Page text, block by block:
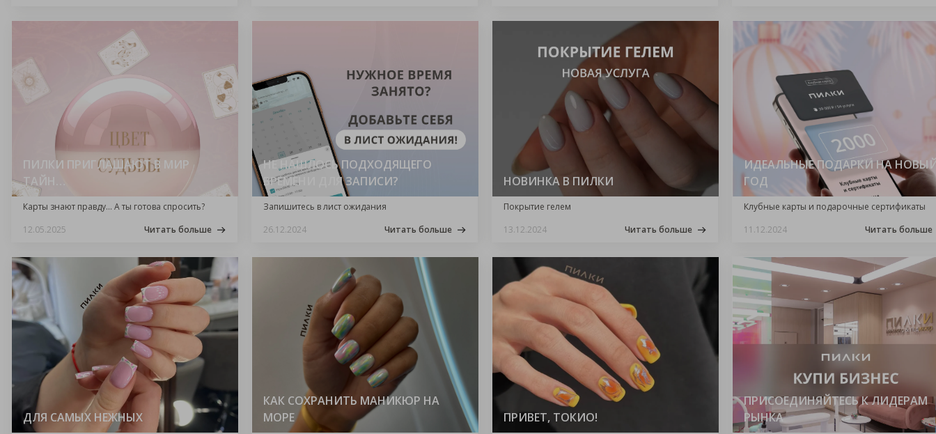
ПИЛКИ ПРИГЛАШАЮТ В МИР
ТАЙН…
Карты знают правду… А ты готова спросить?
12.05.2025
Читать больше
НЕ НАШЛОСЬ ПОДХОДЯЩЕГО
ВРЕМЕНИ ДЛЯ ЗАПИСИ?
Запишитесь в лист ожидания
26.12.2024
Читать больше
НОВИНКА В ПИЛКИ
Покрытие гелем
13.12.2024
Читать больше
ИДЕАЛЬНЫЕ ПОДАРКИ НА
ГОД
Клубные карты и подарочные сертификаты
11.12.2024
Читать больше
ДЛЯ САМЫХ НЕЖНЫХ
КАК СОХРАНИТЬ МАНИКЮР НА
МОРЕ
ПРИВЕТ, ТОКИО!
ПРИСОЕДИНЯЙТЕСЬ К ЛИДЕРАМ
РЫНКА